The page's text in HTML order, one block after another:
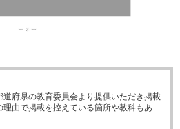
府県の教育委員会より提供いただき掲載
由で掲載を控えている箇所や教科もあ